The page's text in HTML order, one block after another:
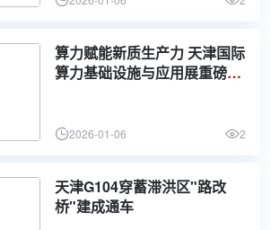
算力赋能新质生产力 天津国际
算力基础设施与应用展重磅官
2026-01-06 2
天津G104穿蓄滞洪区"路改
桥"建成通车